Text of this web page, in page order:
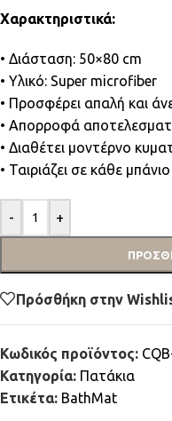
Χαρακτηριστικά:
• Διάσταση: 50×80 cm
• Υλικό: Super microfiber
• Προσφέρει απαλή και
• Απορροφά
• Διαθέτει μοντέρνο
• Ταιριάζει σε κάθε μπάνιο
- +
Πρόσθήκη στην
Κωδικός προϊόντος:
Κατηγορία: Πατάκια
Ετικέτα: BathMat